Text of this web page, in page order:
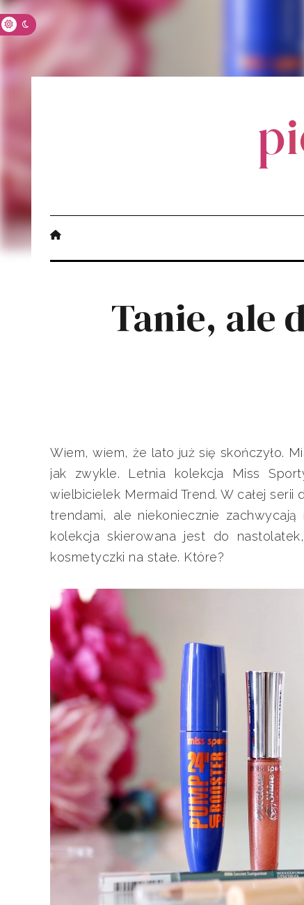
Tanie, ale
Wiem, wiem, że lato już się skończyło.
jak zwykle. Letnia kolekcja Miss
wielbicielek Mermaid Trend. W całej
trendami, ale niekoniecznie zachwycają
kolekcja skierowana jest do
kosmetyczki na stałe. Które?